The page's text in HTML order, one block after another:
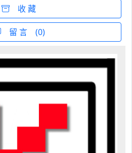
收 藏
留 言 (0)